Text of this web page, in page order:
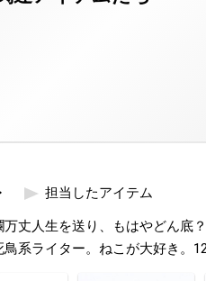
担当したアイテム
万丈人生を送り、もはやどん底
系ライター。ねこが大好き。